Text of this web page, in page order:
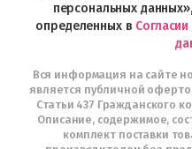
персональных
определенных в
Вся информация на сайте
является публичной
Статьи 437 Гражданского
Описание, содержимое,
комплект поставки